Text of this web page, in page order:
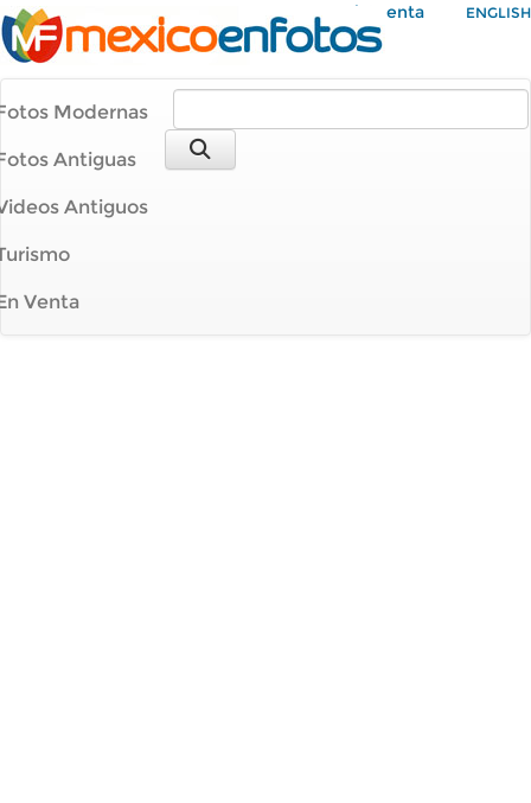
Mi Cuenta ENGLISH
Modernas
Antiguas
Antiguos
Venta